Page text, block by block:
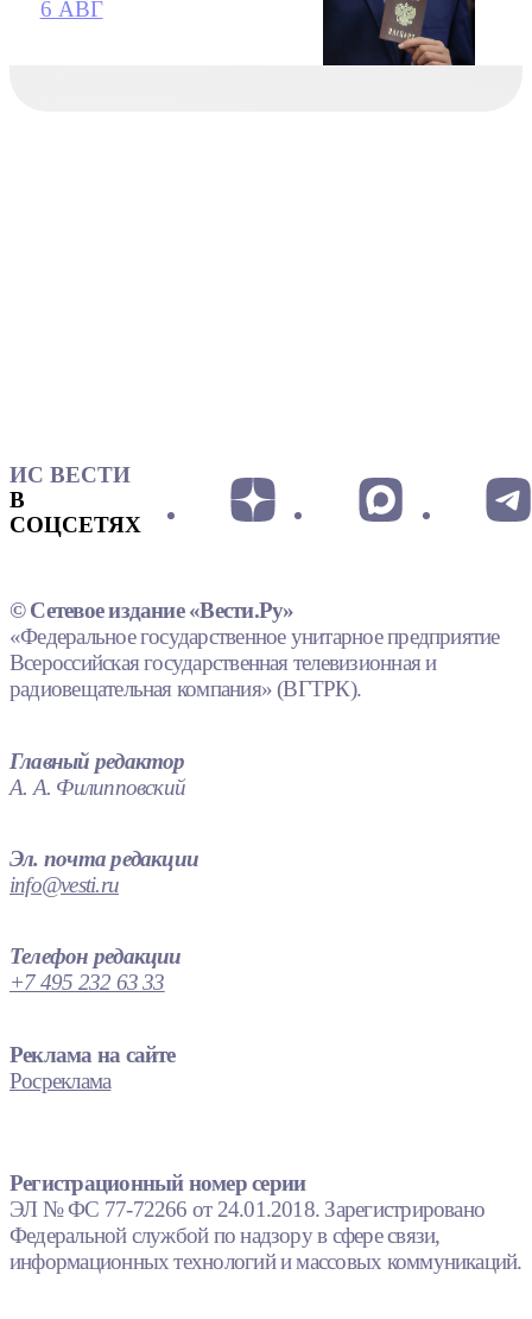
6 АВГ
ИС ВЕСТИ
В
СОЦСЕТЯХ
© Сетевое издание «Вести.Ру»
«Федеральное государственное унитарное предприятие
Всероссийская государственная телевизионная и
радиовещательная компания» (ВГТРК).
Главный редактор
А. А. Филипповский
Эл. почта редакции
info@vesti.ru
Телефон редакции
+7 495 232 63 33
Реклама на сайте
Росреклама
Регистрационный номер серии
ЭЛ № ФС 77-72266 от 24.01.2018. Зарегистрировано
Федеральной службой по надзору в сфере связи,
информационных технологий и массовых коммуникаций.